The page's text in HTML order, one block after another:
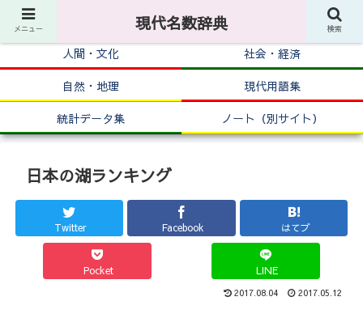
人間・文化
社会・経済
自然・地理
現代用語集
統計データ集
ノート（別サイト）
日本の湖ランキング
Twitter Facebook はてブ
Pocket LINE
2017.08.04 2017.05.12
メニュー 現代名数辞典 検索